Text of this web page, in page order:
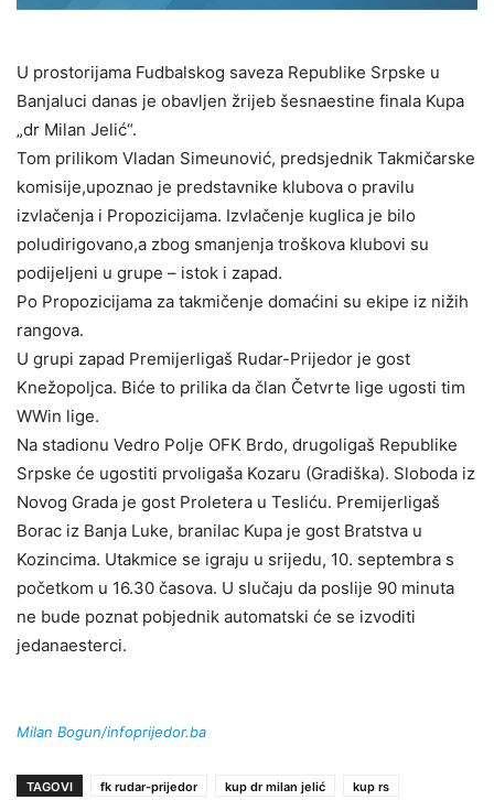
U prostorijama Fudbalskog saveza Republike Srpske u
Banjaluci danas je obavljen žrijeb šesnaestine finala Kupa
„dr Milan Jelić“.
Tom prilikom Vladan Simeunović, predsjednik Takmičarske
komisije,upoznao je predstavnike klubova o pravilu
izvlačenja i Propozicijama. Izvlačenje kuglica je bilo
poludirigovano,a zbog smanjenja troškova klubovi su
podijeljeni u grupe – istok i zapad.
Po Propozicijama za takmičenje domaćini su ekipe iz nižih
rangova.
U grupi zapad Premijerligaš Rudar-Prijedor je gost
Knežopoljca. Biće to prilika da član Četvrte lige ugosti tim
WWin lige.
Na stadionu Vedro Polje OFK Brdo, drugoligaš Republike
Srpske će ugostiti prvoligaša Kozaru (Gradiška). Sloboda iz
Novog Grada je gost Proletera u Tesliću. Premijerligaš
Borac iz Banja Luke, branilac Kupa je gost Bratstva u
Kozincima. Utakmice se igraju u srijedu, 10. septembra s
početkom u 16.30 časova. U slučaju da poslije 90 minuta
ne bude poznat pobjednik automatski će se izvoditi
jedanaesterci.
Milan Bogun/infoprijedor.ba
TAGOVI fk rudar-prijedor kup dr milan jelić kup rs